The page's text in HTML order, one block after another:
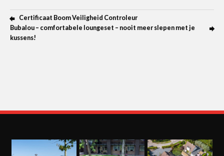
Certificaat Boom Veiligheid Controleur
Bubalou – comfortabele loungeset – nooit meer slepen met je
kussens!